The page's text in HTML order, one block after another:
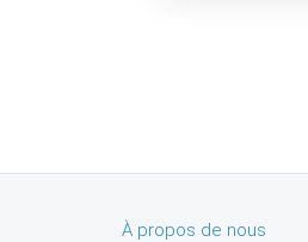
À propos de nous